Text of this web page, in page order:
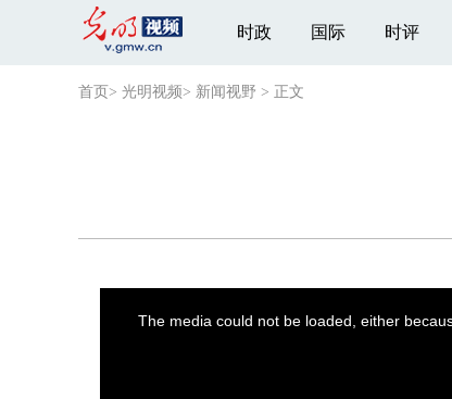
时政 国际 时评
首页 > 光明视频> 新闻视野 > 正文
The media could not be loaded, either